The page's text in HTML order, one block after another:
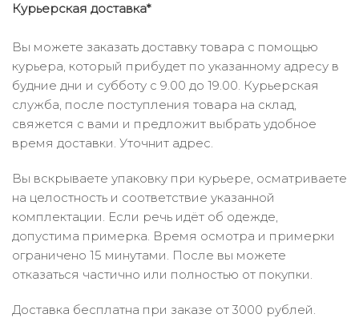
Курьерская доставка*
Вы можете заказать доставку товара с помощью
курьера, который прибудет по указанному адресу в
будние дни и субботу с 9.00 до 19.00. Курьерская
служба, после поступления товара на склад,
свяжется с вами и предложит выбрать удобное
время доставки. Уточнит адрес.
Вы вскрываете упаковку при курьере, осматриваете
на целостность и соответствие указанной
комплектации. Если речь идёт об одежде,
допустима примерка. Время осмотра и примерки
ограничено 15 минутами. После вы можете
отказаться частично или полностью от покупки.
Доставка бесплатна при заказе от 3000 рублей.